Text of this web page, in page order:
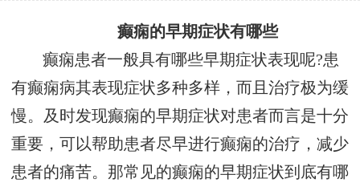
癫痫的早期症状有哪些
癫痫患者一般具有哪些早期症状表现呢?患
有癫痫病其表现症状多种多样，而且治疗极为缓
慢。及时发现癫痫的早期症状对患者而言是十分
重要，可以帮助患者尽早进行癫痫的治疗，减少
患者的痛苦。那常见的癫痫的早期症状到底有哪